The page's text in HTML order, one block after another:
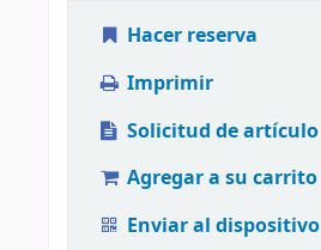
Hacer reserva
Imprimir
Solicitud de artículo
Agregar a su carrito
Enviar al dispositivo